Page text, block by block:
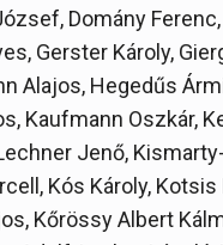
Domány
Gerster Károly,
Alajos, Hegedűs
Kaufmann Oszkár,
Jenő,
Kós Károly,
Kőrössy Albert